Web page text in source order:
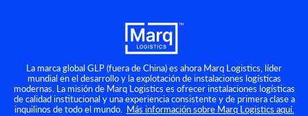
La marca global GLP (fuera de China) es ahora Marq Logistics, líder
mundial en el desarrollo y la explotación de instalaciones logísticas
modernas. La misión de Marq Logistics es ofrecer instalaciones logísticas
de calidad institucional y una experiencia consistente y de primera clase a
inquilinos de todo el mundo. Más información sobre Marq Logistics aquí.